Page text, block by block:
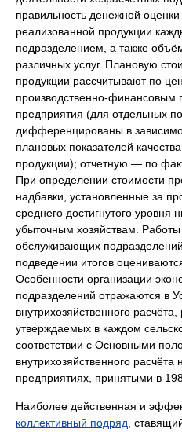
правильность денежной
реализованной продукции
подразделением, а также
различных услуг. Плановую
продукции рассчитывают по
производственно-финансовым
предприятия (для отдельных
дифференцированы в
плановых показателей
продукции); отчетную — по
При определении стоимости
надбавки, установленные за
среднего достигнутого уровня
убыточным хозяйствам. Работы
обслуживающих
подведении итогов
Особенности организации
подразделений отражаются в
внутрихозяйственного
утверждаемых в каждом
соответствии с Основными
внутрихозяйственного расчёта
предприятиях, принятыми в
Наиболее действенная и
коллективный подряд ,